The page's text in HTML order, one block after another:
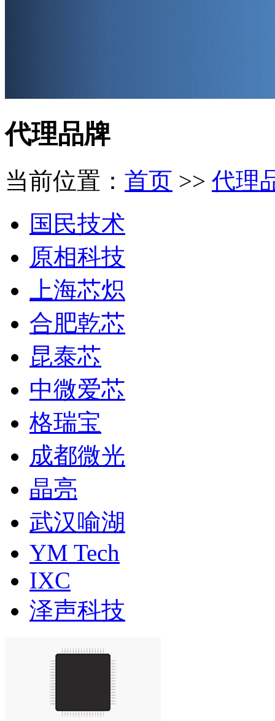
代理品牌
当前位置： 首页 >> 代理
国民技术
原相科技
上海芯炽
合肥乾芯
昆泰芯
中微爱芯
格瑞宝
成都微光
晶亮
武汉喻湖
YM Tech
IXC
泽声科技